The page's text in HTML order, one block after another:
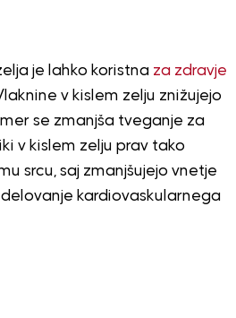
je lahko koristnaza zdravje
v kislem zelju znižujejo
se zmanjša tveganje za
v kislem zelju prav tako
srcu, saj zmanjšujejo vnetje
kardiovaskularnega